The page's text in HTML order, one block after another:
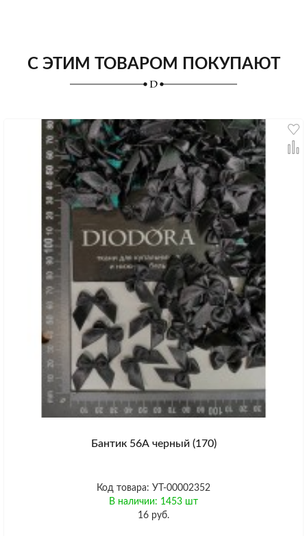
С ЭТИМ ТОВАРОМ ПОКУПАЮТ
Бантик 56А черный (170)
Код товара: УТ-00002352
В наличии: 1453 шт
16 руб.